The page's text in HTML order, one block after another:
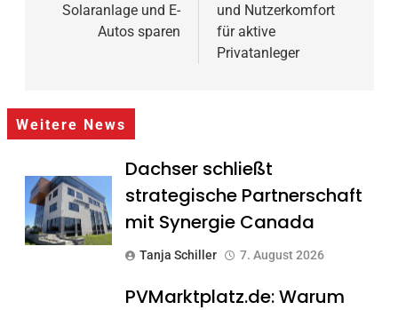
Solaranlage und E-
Autos sparen
und Nutzerkomfort
für aktive
Privatanleger
Weitere News
Dachser schließt
strategische Partnerschaft
mit Synergie Canada
Tanja Schiller 7. August 2026
PVMarktplatz.de: Warum